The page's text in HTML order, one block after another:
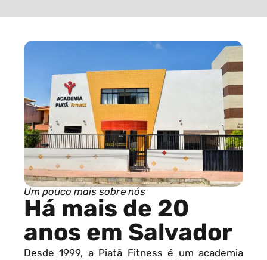
Um pouco mais sobre nós
Há mais de 20
anos em Salvador
Desde 1999, a Piatã Fitness é um academia